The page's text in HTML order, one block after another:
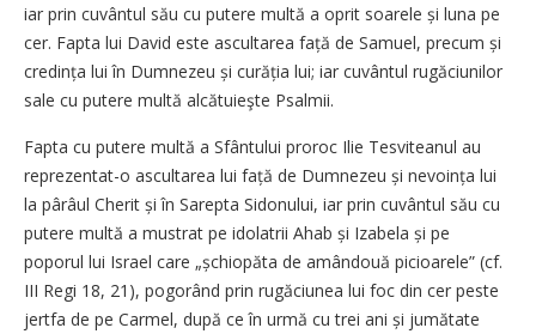
iar prin cuvântul său cu putere multă a oprit soarele și luna pe
cer. Fapta lui David este ascultarea față de Samuel, precum și
credința lui în Dumnezeu și curăția lui; iar cuvântul rugăciunilor
sale cu putere multă alcătuieşte Psalmii.
Fapta cu putere multă a Sfântului proroc Ilie Tesviteanul au
reprezentat-o ascultarea lui față de Dumnezeu și nevoința lui
la pârâul Cherit și în Sarepta Sidonului, iar prin cuvântul său cu
putere multă a mustrat pe idolatrii Ahab și Izabela și pe
poporul lui Israel care „șchiopăta de amândouă picioarele” (cf.
III Regi 18, 21), pogorând prin rugăciunea lui foc din cer peste
jertfa de pe Carmel, după ce în urmă cu trei ani și jumătate